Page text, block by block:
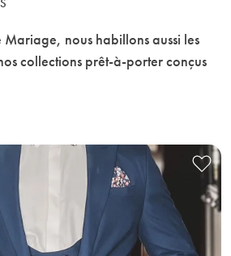
nous habillons aussi les
collections prêt-à-porter conçus